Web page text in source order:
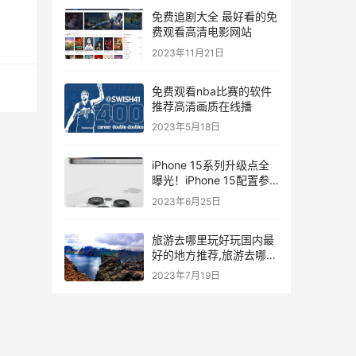
免费追剧大全 最好看的免
费观看高清电影网站
2023年11月21日
免费观看nba比赛的软件
推荐高清画质在线播
2023年5月18日
iPhone 15系列升级点全
曝光！iPhone 15配置参
数
2023年6月25日
旅游去哪里玩好玩国内最
好的地方推荐,旅游去哪玩
好玩又省钱
2023年7月19日